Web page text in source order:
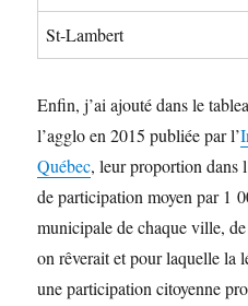
St-Lambert
Enfin, j’ai ajouté dans le
l’agglo en 2015 publiée par l’
Québec, leur proportion dans
de participation moyen par 1
municipale de chaque ville,
on rêverait et pour laquelle la
une participation citoyenne